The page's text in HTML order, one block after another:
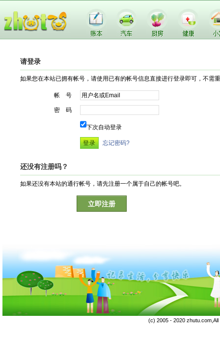
请登录
如果您在本站已拥有帐号，请使用已有的帐号信息直接进行登录即可，不需
帐 号
密 码
下次自动登录
忘记密码?
还没有注册吗？
如果还没有本站的通行帐号，请先注册一个属于自己的帐号吧。
立即注册
(c) 2005 - 2020